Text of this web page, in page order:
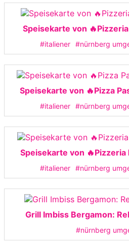
Speisekarte von
#italiener #nürnberg
Speisekarte von 🔥Pizza
#italiener #nürnberg
Speisekarte von 🔥Pizzeria
#italiener #nürnberg
Grill Imbiss Bergamon:
#nürnberg